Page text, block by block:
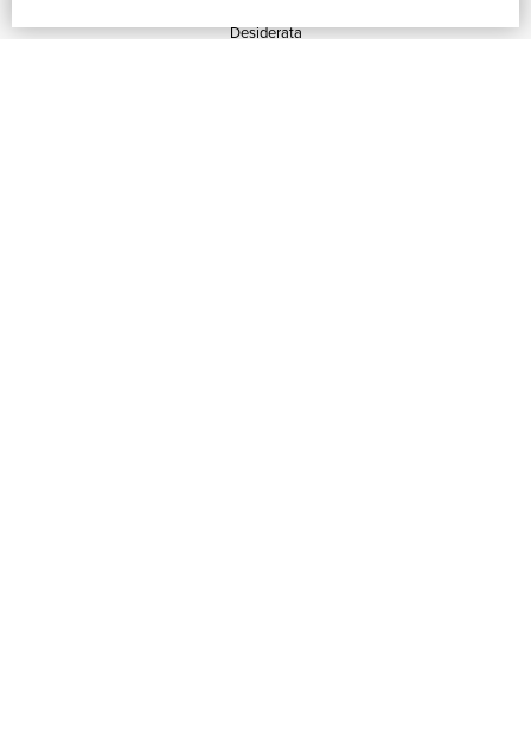
Desiderata